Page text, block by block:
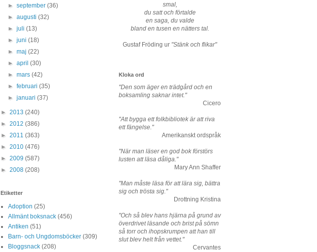
►september(36)
►augusti(32)
►juli(13)
►juni(18)
►maj(22)
►april(30)
►mars(42)
►februari(35)
►januari(37)
► 2013 (240)
► 2012 (386)
► 2011 (363)
► 2010 (476)
► 2009 (587)
► 2008 (208)
Etiketter
Adoption (25)
Allmänt boksnack (456)
Antiken (51)
Barn- och Ungdomsböcker (309)
Bloggsnack (208)
smal,
du satt och förtalde
en saga, du valde
bland en tusen en nätters tal.
Gustaf Fröding ur "Stänk och flikar"
Kloka ord
"Den som äger en trädgård och en
boksamling saknar intet."
Cicero
"Att bygga ett folkbibliotek är att riva
ett fängelse."
Amerikanskt ordspråk
"När man läser en god bok förstörs
lusten att läsa dåliga."
Mary Ann Shaffer
"Man måste läsa för att lära sig, bättra
sig och trösta sig."
Drottning Kristina
"Och så blev hans hjärna på grund av
överdrivet läsande och brist på sömn
så torr och ihopskrumpen att han till
slut blev helt från vettet."
Cervantes